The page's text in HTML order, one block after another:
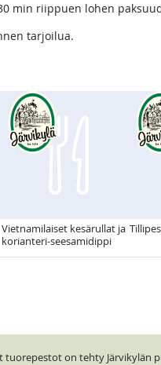
min riippuen lohen
tarjoilua.
Vietnamilaiset kesärullat ja
korianteri-seesamidippi
tuorepestot on tehty Järvikylän